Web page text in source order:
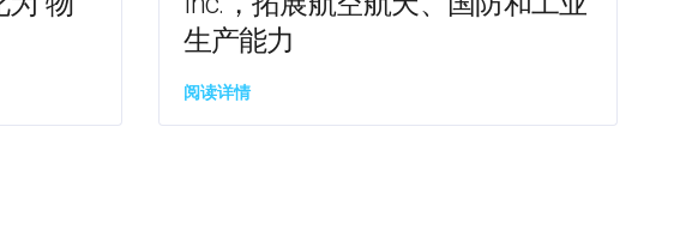
生产能力
阅读详情